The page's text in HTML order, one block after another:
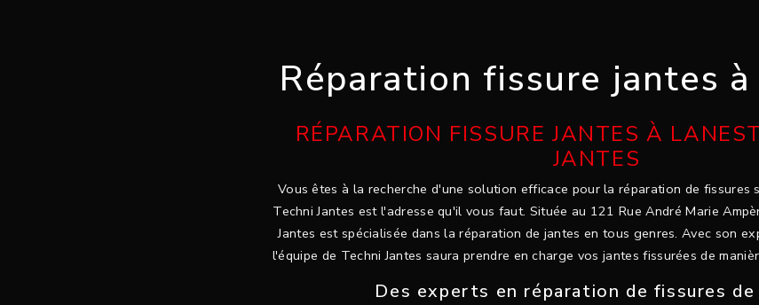
Réparation fissure jantes
RÉPARATION FISSURE JANTES À
JANTES
Vous êtes à la recherche d'une solution efficace pour la réparation de fissures
Techni Jantes est l'adresse qu'il vous faut. Située au 121 Rue André Marie
Jantes est spécialisée dans la réparation de jantes en tous genres. Avec son
l'équipe de Techni Jantes saura prendre en charge vos jantes fissurées de
Des experts en réparation de fissures